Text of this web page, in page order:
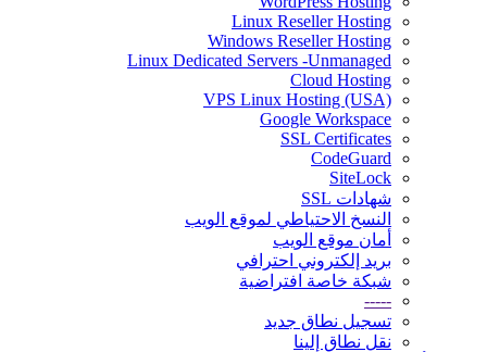
Linux Reseller Hosting
Windows Reseller Hosting
Linux Dedicated Servers -Unmanaged
Cloud Hosting
VPS Linux Hosting (USA)
Google Workspace
SSL Certificates
CodeGuard
SiteLock
شهادات SSL
النسخ الاحتياطي لموقع الويب
أمان موقع الويب
بريد إلكتروني احترافي
شبكة خاصة افتراضية
-----
تسجيل نطاق جديد
نقل نطاق إلينا